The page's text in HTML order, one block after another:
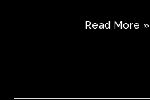
Read More »